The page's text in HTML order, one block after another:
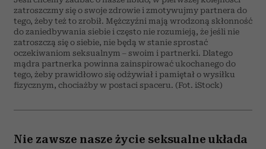
zatroszczmy się o swoje zdrowie i zmotywujmy partnera do
tego, żeby też to zrobił. Mężczyźni mają wrodzoną skłonność
do zaniedbywania siebie i często nie rozumieją, że jeśli nie
zatroszczą się o siebie, nie będą w stanie sprostać
oczekiwaniom seksualnym – swoim i partnerki. Dlatego
mądra partnerka powinna zainspirować ukochanego do
tego, żeby prawidłowo się odżywiał i pamiętał o wysiłku
fizycznym, chociażby w postaci spaceru. (Fot. iStock)
Nie zawsze nasze życie seksualne układa